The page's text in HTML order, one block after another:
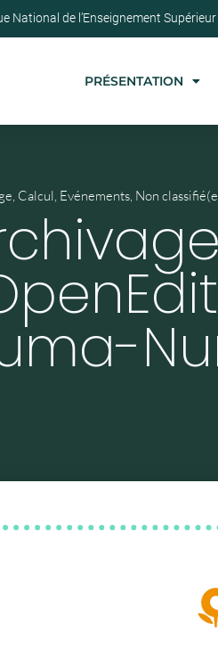
National de l’Enseignement Supérieur
PRÉSENTATION
, Calcul, Evénements, Non